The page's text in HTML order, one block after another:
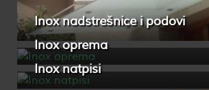
Inox nadstrešnice i podovi
Inox oprema
Inox natpisi